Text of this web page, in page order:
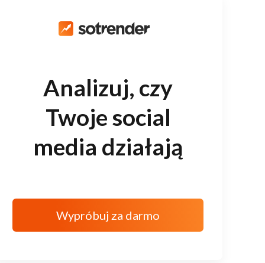
Analizuj, czy
Twoje social
media działają
Wypróbuj za darmo